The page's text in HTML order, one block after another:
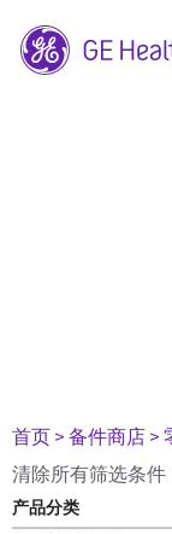
首页 > 备件商店 >
清除所有筛选条件
产品分类